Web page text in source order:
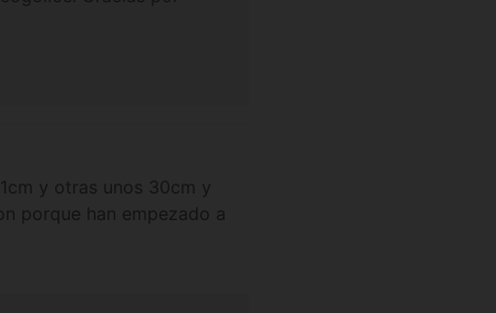
y otras unos 30cm y
porque han empezado a